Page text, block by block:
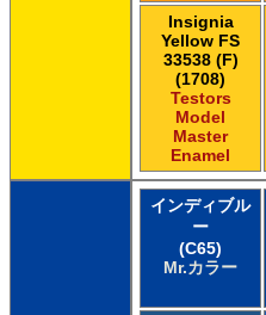
Insignia
Yellow FS
33538 (F)
(1708)
Testors
Model
Master
Enamel
インディブル
ー
(C65)
Mr.カラー